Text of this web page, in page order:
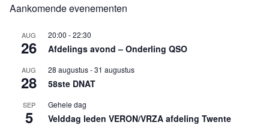
Aankomende evenementen
AUG
26
20:00 -22:30
Afdelings avond – Onderling QSO
AUG
28
28 augustus-31 augustus
58ste DNAT
SEP
5
Gehele dag
Velddag leden VERON/VRZA afdeling Twente